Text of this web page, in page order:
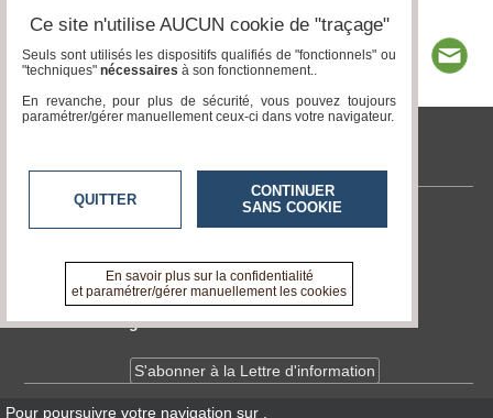
tvlocale.fr
Contactez-nous
A propos de tvlocale.fr
Devenir délégué
S'abonner à la Lettre d'information
Pour poursuivre votre navigation sur
Ce site n'utilise AUCUN cookie de "traçage"
Seuls sont utilisés les dispositifs qualifiés de "fonctionnels" ou
"techniques" nécessaires à son fonctionnement..
En revanche, pour plus de sécurité, vous pouvez toujours
paramétrer/gérer manuellement ceux-ci dans votre navigateur.
QUITTER
CONTINUER
SANS COOKIE
En savoir plus sur la confidentialité
et paramétrer/gérer manuellement les cookies